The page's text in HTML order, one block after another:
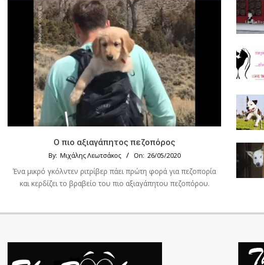
Ο πιο αξιαγάπητος πεζοπόρος
By: Μιχάλης Λεωτσάκος On: 26/05/2020
Ένα μικρό γκόλντεν ριτρίβερ πάει πρώτη φορά για πεζοπορία
και κερδίζει το βραβείο του πιο αξιαγάπητου πεζοπόρου.